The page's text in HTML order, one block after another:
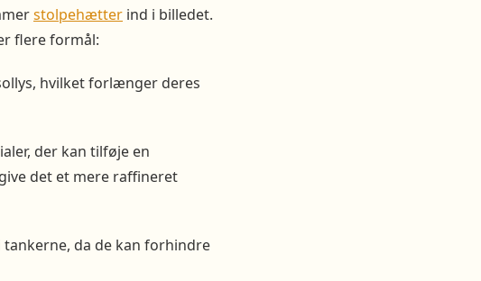
stolpehætter ind i billedet.
flere formål:
hvilket forlænger deres
der kan tilføje en
det et mere raffineret
da de kan forhindre